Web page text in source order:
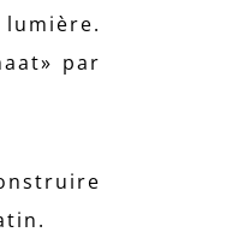
par